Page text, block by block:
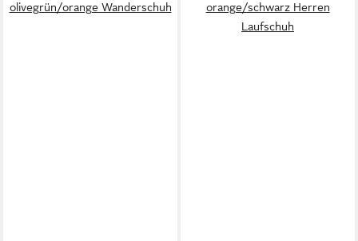
olivegrün/orange Wanderschuh
orange/schwarz Herren
Laufschuh